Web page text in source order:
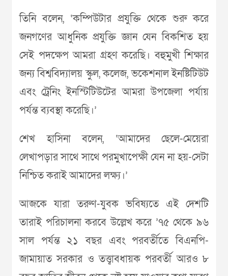
তিনি বলেন, ‘কম্পিউটার প্রযুক্তি থেকে শুরু করে
জনগণের আধুনিক প্রযুক্তি জ্ঞান যেন বিকশিত হয়
সেই পদক্ষেপ আমরা গ্রহণ করেছি। বহুমুখী শিক্ষার
জন্য বিশ্ববিদ্যালয় স্কুল, কলেজ, ভকেশনাল ইনষ্টিটিউট
এবং ট্রেনিং ইনস্টিটিউটের আমরা উপজেলা পর্যায়
পর্যন্ত ব্যবস্থা করেছি।’
শেখ হাসিনা বলেন, ‘আমাদের ছেলে-মেয়েরা
লেখাপড়ার সাথে সাথে পরমুখাপেক্ষী যেন না হয়-সেটা
নিশ্চিত করাই আমাদের লক্ষ্য।’
আজকে যারা তরুণ-যুবক ভবিষ্যতে এই দেশটি
তারাই পরিচালনা করবে উল্লেখ করে ’৭৫ থেকে ৯৬
সাল পর্যন্ত ২১ বছর এবং পরবর্তীতে বিএনপি-
জামায়াত সরকার ও তত্ত্বাবধায়ক পরবর্তী আরও ৮